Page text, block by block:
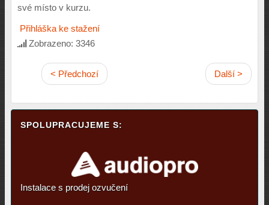
své místo v kurzu.
Přihláška ke stažení
Zobrazeno: 3346
< Předchozí Další >
SPOLUPRACUJEME S:
Instalace s prodej ozvučení